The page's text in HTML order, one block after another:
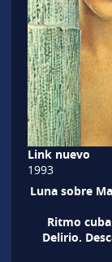
Link nuevo
1993
Luna sobre
Ritmo
Delirio.